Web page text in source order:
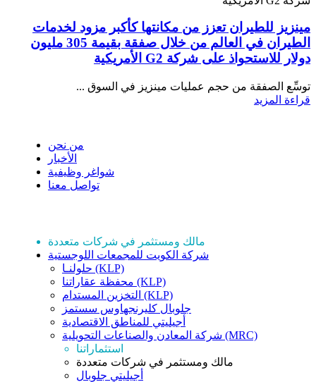
مينزيز للطيران تعزز من مكانتها كأكبر مزود لخدمات
الطيران في العالم من خلال صفقة بقيمة 305 مليون
دولار للاستحواذ على شركة G2 الأمريكية
توسِّع الصفقة من حجم عمليات مينزيز في السوق ...
قراءة المزيد
من نحن
الأخبار
شواغر وظيفية
تواصل معنا
مالك ومستثمر في شركات متعددة
شركة الكويت للمجمعات اللوجستية
حلولنـا (KLP)
محفظة عقاراتنا (KLP)
التخزين المستدام (KLP)
جلوبال كليرنجهاوس سستمز
أجيليتي للمناطق الاقتصادية
شركة المعادن والصناعات التحويلية (MRC)
استثماراتنا
مالك ومستثمر في شركات متعددة
أجيليتي جلوبال